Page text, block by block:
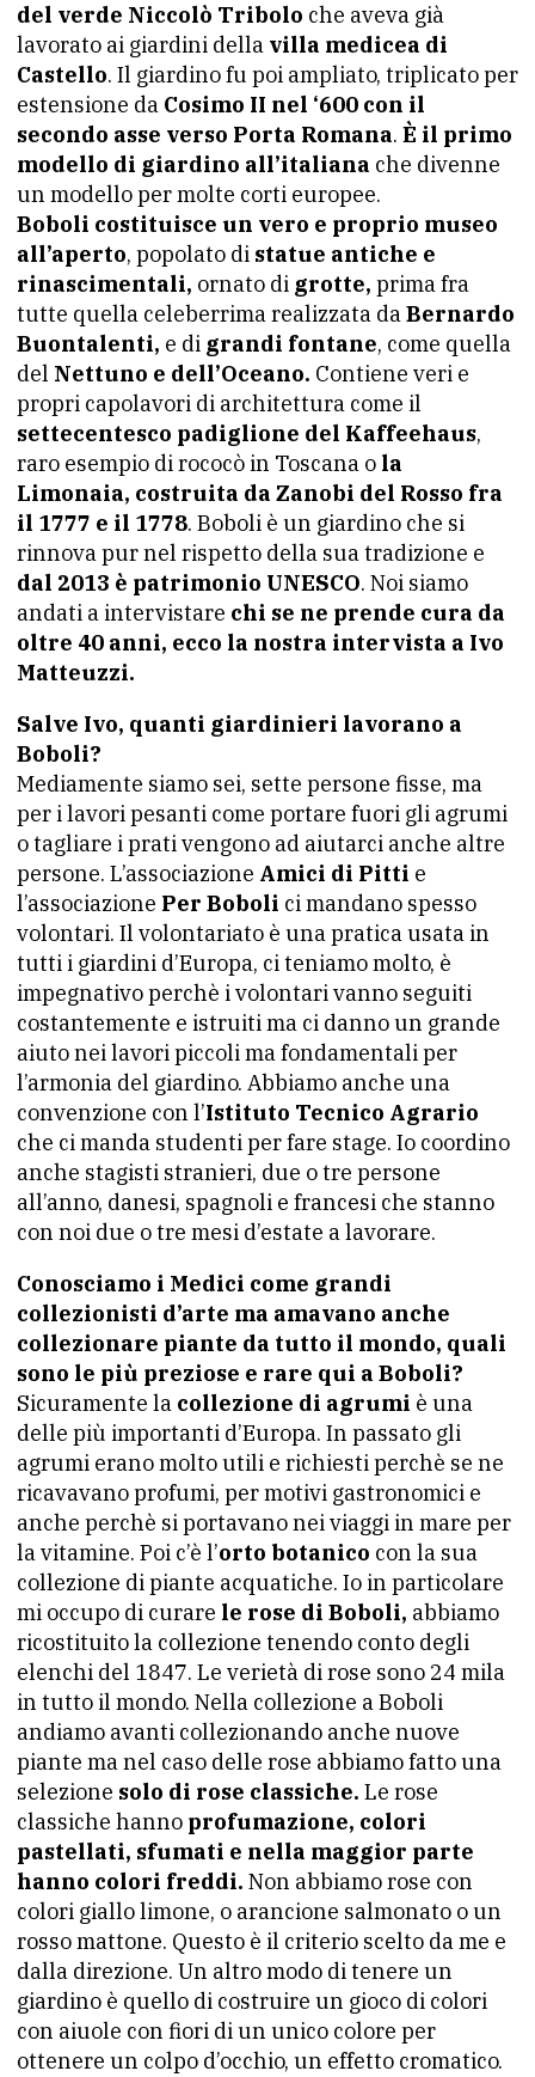
del verde Niccolò Tribolo che aveva già
lavorato ai giardini della villa medicea di
Castello. Il giardino fu poi ampliato, triplicato per
estensione da Cosimo II nel ‘600 con il
secondo asse verso Porta Romana. È il primo
modello di giardino all’italiana che divenne
un modello per molte corti europee.
Boboli costituisce un vero e proprio museo
all’aperto, popolato di statue antiche e
rinascimentali, ornato di grotte, prima fra
tutte quella celeberrima realizzata daBernardo
Buontalenti, e di grandi fontane, come quella
del Nettuno e dell’Oceano. Contiene veri e
propri capolavori di architettura come il
settecentesco padiglione del Kaffeehaus,
raro esempio di rococò in Toscana o la
Limonaia, costruita da Zanobi del Rosso fra
il 1777 e il 1778. Boboli è un giardino che si
rinnova pur nel rispetto della sua tradizione e
dal 2013 è patrimonio UNESCO. Noi siamo
andati a intervistare chi se ne prende cura da
oltre 40 anni, ecco la nostra intervista a Ivo
Matteuzzi.
Salve Ivo, quanti giardinieri lavorano a
Boboli?
Mediamente siamo sei, sette persone fisse, ma
per i lavori pesanti come portare fuori gli agrumi
o tagliare i prati vengono ad aiutarci anche altre
persone. L’associazione Amici di Pitti e
l’associazione Per Boboli ci mandano spesso
volontari. Il volontariato è una pratica usata in
tutti i giardini d’Europa, ci teniamo molto, è
impegnativo perchè i volontari vanno seguiti
costantemente e istruiti ma ci danno un grande
aiuto nei lavori piccoli ma fondamentali per
l’armonia del giardino. Abbiamo anche una
convenzione con l’Istituto Tecnico Agrario
che ci manda studenti per fare stage. Io coordino
anche stagisti stranieri, due o tre persone
all’anno, danesi, spagnoli e francesi che stanno
con noi due o tre mesi d’estate a lavorare.
Conosciamo i Medici come grandi
collezionisti d’arte ma amavano anche
collezionare piante da tutto il mondo, quali
sono le più preziose e rare qui a Boboli?
Sicuramente la collezione di agrumi è una
delle più importanti d’Europa. In passato gli
agrumi erano molto utili e richiesti perchè se ne
ricavavano profumi, per motivi gastronomici e
anche perchè si portavano nei viaggi in mare per
la vitamine. Poi c’è l’orto botanico con la sua
collezione di piante acquatiche. Io in particolare
mi occupo di curare le rose di Boboli, abbiamo
ricostituito la collezione tenendo conto degli
elenchi del 1847. Le verietà di rose sono 24 mila
in tutto il mondo. Nella collezione a Boboli
andiamo avanti collezionando anche nuove
piante ma nel caso delle rose abbiamo fatto una
selezione solo di rose classiche. Le rose
classiche hanno profumazione, colori
pastellati, sfumati e nella maggior parte
hanno colori freddi. Non abbiamo rose con
colori giallo limone, o arancione salmonato o un
rosso mattone. Questo è il criterio scelto da me e
dalla direzione. Un altro modo di tenere un
giardino è quello di costruire un gioco di colori
con aiuole con fiori di un unico colore per
ottenere un colpo d’occhio, un effetto cromatico.